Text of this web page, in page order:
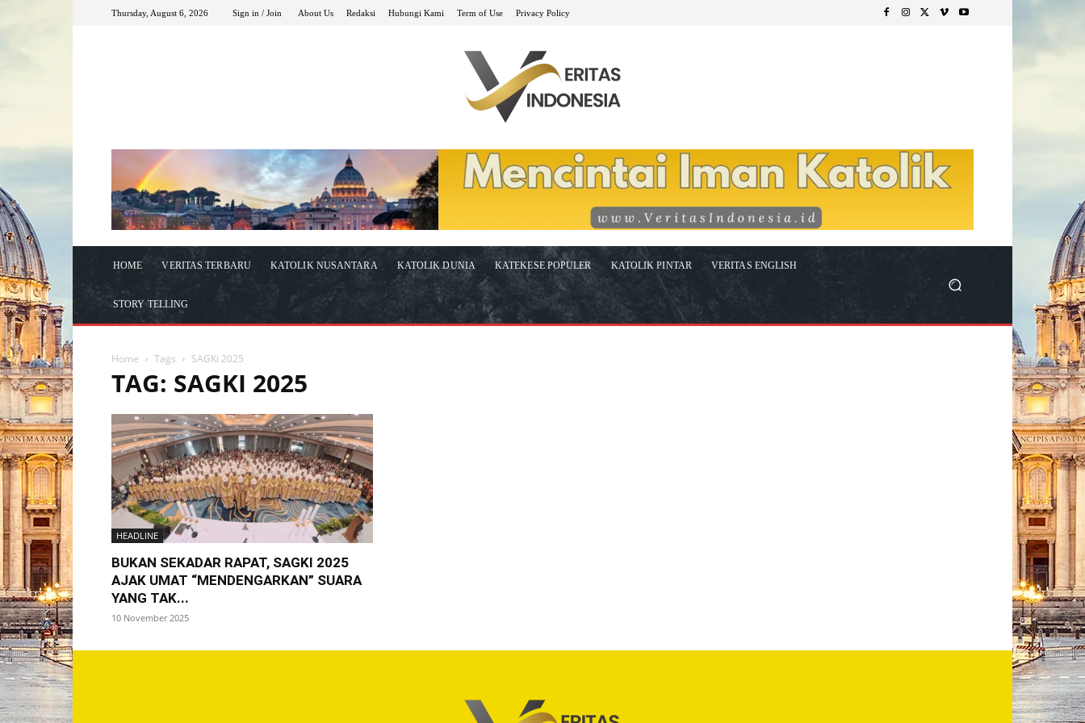
Thursday, August 6, 2026 Sign in / Join About Us Redaksi Hubungi Kami Term of Use Privacy Policy
HOME VERITAS TERBARU KATOLIK NUSANTARA KATOLIK DUNIA KATEKESE POPULER KATOLIK PINTAR VERITAS ENGLISH
STORY TELLING
Home Tags SAGKi 2025
TAG: SAGKI 2025
HEADLINE
BUKAN SEKADAR RAPAT, SAGKI 2025
AJAK UMAT “MENDENGARKAN” SUARA
YANG TAK...
10 November 2025